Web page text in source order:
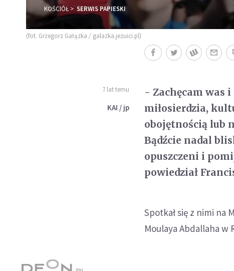
KOŚCIÓŁ SERWIS PAPIESKI
(fot. Grzegorz Gałązka / galazka.jezuici.pl)
7 lat temu
KAI / jp
- Zachęcam was
miłosierdzia,
obojętnością lub
Bądźcie nadal
opuszczeni i
powiedział
Spotkał się z nimi na
Moulaya Abdallaha w